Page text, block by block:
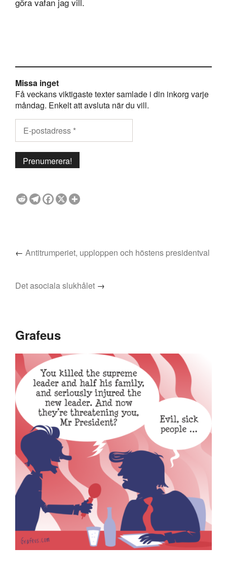
Missa inget
Få veckans viktigaste texter samlade i din inkorg varje
måndag. Enkelt att avsluta när du vill.
← Antitrumperiet, upploppen och höstens presidentval
Det asociala slukhålet →
Grafeus